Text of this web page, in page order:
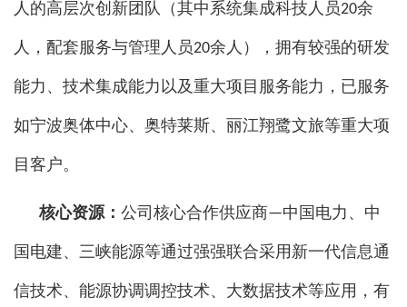
人的高层次创新团队（其中系统集成科技人员20余
人，配套服务与管理人员20余人），拥有较强的研发
能力、技术集成能力以及重大项目服务能力，已服务
如宁波奥体中心、奥特莱斯、丽江翔鹭文旅等重大项
目客户。
核心资源： 公司核心合作供应商—中国电力、中
国电建、三峡能源等通过强强联合采用新一代信息通
信技术、能源协调调控技术、大数据技术等应用，有